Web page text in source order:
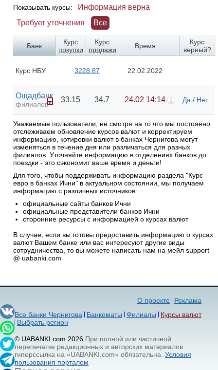
Показывать курсы:
Информация верна
Требует уточнения
Все
Банк
Курс
покупки
Курс
продажи
Время
Курс
верный?
Курс НБУ 3228.87 22.02.2022
Ощадбанк
филиалов
33.15 34.7 24.02 14:14 Да / Нет
Уважаемые пользователи, не смотря на то что мы постоянно
отслеживаем обновление курсов валют и корректируем
информацию, котировки валют в банках Чернигова могут
изменяться в течение дня или различаться для разных
филиалов. Уточняйте информацию в отделениях банков до
поездки - это сэкономит ваше время и деньги!
Для того, чтобы поддерживать информацию раздела "Курс
евро в банках Ични" в актуальном состоянии, мы получаем
информацию с различных источников:
официальные сайты банков Ични
официальные представители банков Ични
сторонние ресурсы с информацией о курсах валют
В случае, если вы готовы предоставить информацию о курсах
валют Вашем банке или вас интересуют другие виды
сотрудничества, то вы можете написать нам на мейл support
@ uabanki.com
Реклама
О проекте
Все банки Чернигова
Банкоматы Филиалы
Курсы валют
Выбрать регион
© UABANKI.com 2026 При полной или частичной
перепечатке редакционных и авторских материалов
гиперссылка на «UABANKI.com» обязательна. Условия
пользования порталом